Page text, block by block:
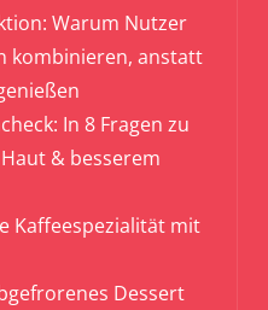
Warum Nutzer
kombinieren, anstatt
In 8 Fragen zu
& besserem
Kaffeespezialität mit
Dessert